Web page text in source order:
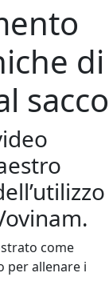
di
sacco
come
per allenare i